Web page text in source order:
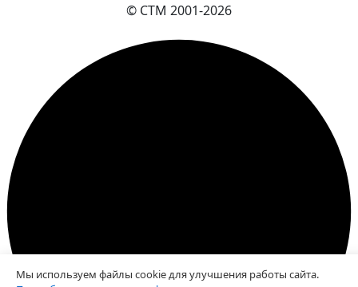
© СТМ 2001-2026
Мы используем файлы cookie для улучшения работы сайта.